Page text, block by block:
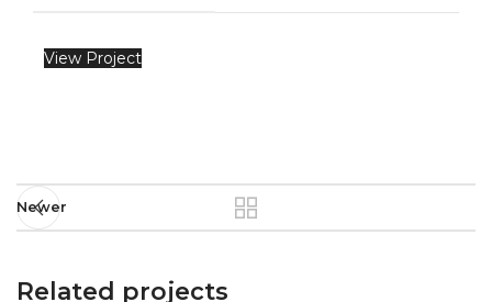
View Project
Newer
Related projects